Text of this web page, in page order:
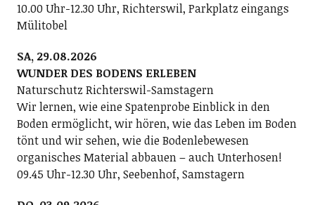
10.00 Uhr-12.30 Uhr, Richterswil, Parkplatz eingangs
Mülitobel
SA, 29.08.2026
WUNDER DES BODENS ERLEBEN
Naturschutz Richterswil-Samstagern
Wir lernen, wie eine Spatenprobe Einblick in den
Boden ermöglicht, wir hören, wie das Leben im Boden
tönt und wir sehen, wie die Bodenlebewesen
organisches Material abbauen – auch Unterhosen!
09.45 Uhr-12.30 Uhr, Seebenhof, Samstagern